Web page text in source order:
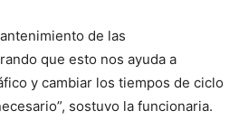
de las
que esto nos ayuda a
y cambiar los tiempos de ciclo
sostuvo la funcionaria.